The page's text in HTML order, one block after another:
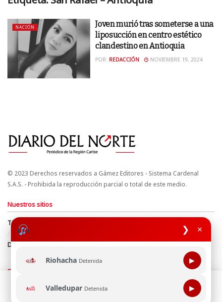
❯ ×
Riohacha Detenida ▶
Valledupar Detenida ▶
NACIÓN
Joven murió tras someterse a una
liposucción en centro estético
clandestino en Antioquia
POR: REDACCIÓN NOVIEMBRE 19, 2024
© 2023 Derechos reservados a Gámez Editores - Sistema Cardenal
S.A.S. - Prohibida la reproducción parcial o total de este medio.
Nuestros sitios
Términos y Condiciones
Derechos de Autor y Propiedad Intelectual
Política de uso de cookies
Política de Tratamiento de Datos
Directrices Editoriales
Síguenos
Esta página web usa cookie para mejorar tu experiencia de
navegación, al continuar aceptas nuestra política de uso de